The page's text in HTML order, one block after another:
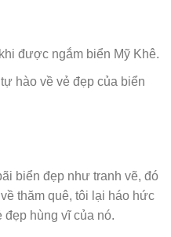
được ngắm biển Mỹ Khê.
hào về vẻ đẹp của biển
biển đẹp như tranh vẽ, đó
thăm quê, tôi lại háo hức
hùng vĩ của nó.